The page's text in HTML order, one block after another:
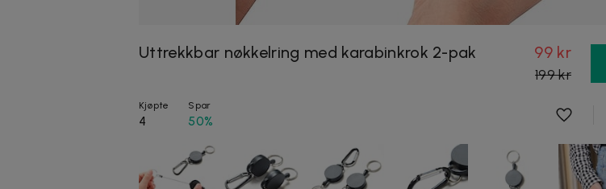
Uttrekkbar nøkkelring med karabinkrok 2-pak 99 kr
199 kr
Kjøpte
4
Spar
50%